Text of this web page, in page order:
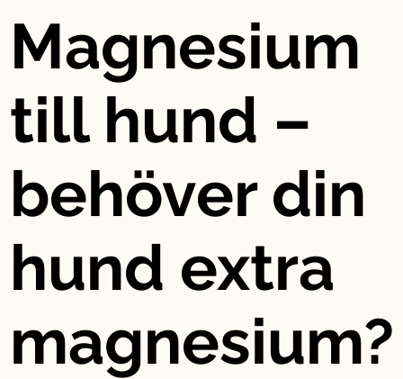
Magnesium
till hund –
behöver din
hund extra
magnesium?